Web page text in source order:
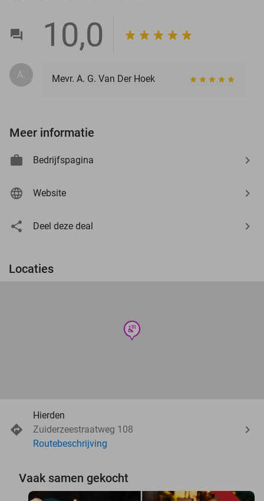
10,0
A. Mevr. A. G. Van Der Hoek
Meer informatie
Bedrijfspagina
Website
Deel deze deal
Locaties
wellness
Hierden
Zuiderzeestraatweg 108
Routebeschrijving
Vaak samen gekocht